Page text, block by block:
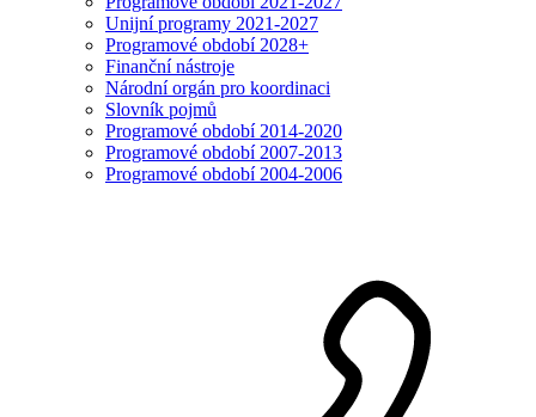
Unijní programy 2021-2027
Programové období 2028+
Finanční nástroje
Národní orgán pro koordinaci
Slovník pojmů
Programové období 2014-2020
Programové období 2007-2013
Programové období 2004-2006